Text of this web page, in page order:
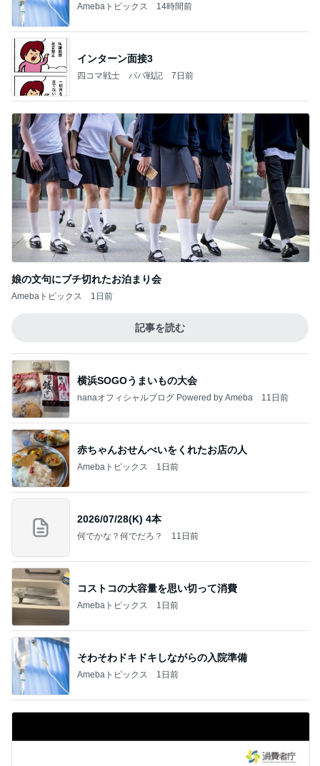
Amebaトピックス 14時間前
インターン面接3
四コマ戦士 パパ戦記 7日前
娘の文句にブチ切れたお泊まり会
Amebaトピックス 1日前
記事を読む
横浜SOGOうまいもの大会
nanaオフィシャルブログ Powered by Ameba 11日前
赤ちゃんおせんべいをくれたお店の人
Amebaトピックス 1日前
2026/07/28(K) 4本
何でかな？何でだろ？ 11日前
コストコの大容量を思い切って消費
Amebaトピックス 1日前
そわそわドキドキしながらの入院準備
Amebaトピックス 1日前